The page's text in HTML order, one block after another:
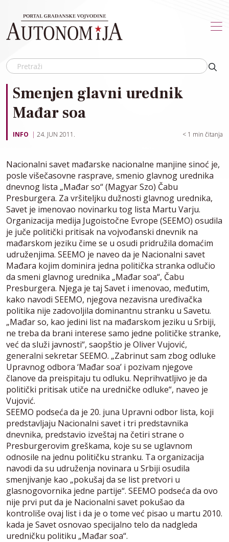
Smenjen glavni urednik
Mađar soa
INFO 24. JUN 2011. < 1 min čitanja
Nacionalni savet mađarske nacionalne manjine sinoć je,
posle višečasovne rasprave, smenio glavnog urednika
dnevnog lista „Mađar so“ (Magyar Szo) Čabu
Presburgera. Za vršiteljku dužnosti glavnog urednika,
Savet je imenovao novinarku tog lista Martu Varju.
Organizacija medija Jugoistočne Evrope (SEEMO) osudila
je juče politički pritisak na vojvođanski dnevnik na
mađarskom jeziku čime se u osudi pridružila domaćim
udruženjima. SEEMO je naveo da je Nacionalni savet
Mađara kojim dominira jedna politička stranka odlučio
da smeni glavnog urednika „Mađar soa“, Čabu
Presburgera. Njega je taj Savet i imenovao, međutim,
kako navodi SEEMO, njegova nezavisna uređivačka
politika nije zadovoljila dominantnu stranku u Savetu.
„Mađar so, kao jedini list na mađarskom jeziku u Srbiji,
ne treba da brani interese samo jedne političke stranke,
već da služi javnosti“, saopštio je Oliver Vujović,
generalni sekretar SEEMO. „Zabrinut sam zbog odluke
Upravnog odbora ‘Mađar soa’ i pozivam njegove
članove da preispitaju tu odluku. Neprihvatljivo je da
politički pritisak utiče na uredničke odluke“, naveo je
Vujović.
SEEMO podseća da je 20. juna Upravni odbor lista, koji
predstavljaju Nacionalni savet i tri predstavnika
dnevnika, predstavio izveštaj na četiri strane o
Presburgerovim greškama, koje su se uglavnom
odnosile na jednu političku stranku. Ta organizacija
navodi da su udruženja novinara u Srbiji osudila
smenjivanje kao „pokušaj da se list pretvori u
glasnogovornika jedne partije“. SEEMO podseća da ovo
nije prvi put da je Nacionalni savet pokušao da
kontroliše ovaj list i da je o tome već pisao u martu 2010.
kada je Savet osnovao specijalno telo da nadgleda
uredničku politiku „Mađar soa“.